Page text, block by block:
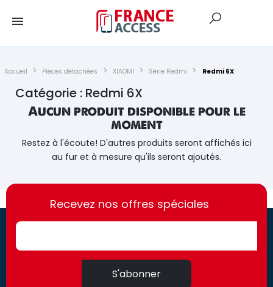
Accueil Pièces détachées XIAOMI Série Redmi Redmi 6X
Catégorie : Redmi 6X
Aucun produit disponible pour le
moment
Restez à l'écoute! D'autres produits seront affichés ici
au fur et à mesure qu'ils seront ajoutés.
https://france-
access.fr
https://france-
access.fr
Recevez nos offres spéciales
S'abonner